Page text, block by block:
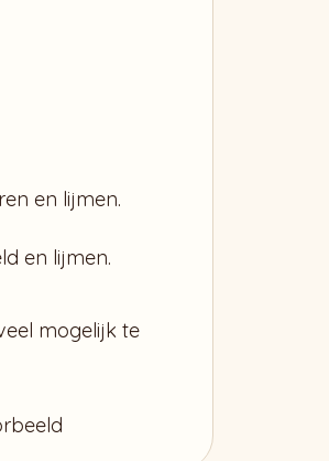
en lijmen.
en lijmen.
mogelijk te